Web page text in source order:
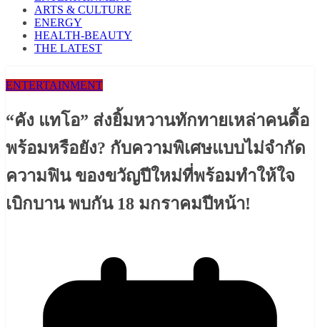
ARTS & CULTURE
ENERGY
HEALTH​-BEAUTY
THE LATEST
ENTERTAINMENT
“คัง แทโอ” ส่งยิ้มหวานทักทายเหล่าคนดื้อ
พร้อมหรือยัง? กับความพิเศษแบบไม่จำกัด
ความฟิน ของขวัญปีใหม่ที่พร้อมทำให้ใจ
เบิกบาน พบกัน 18 มกราคมปีหน้า!